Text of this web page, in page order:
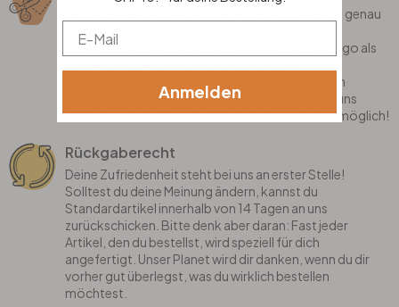
Bei uns erhältst du individualisierte Produkte, die genau
auf dich zugeschnitten sind! Wir fertigen deinen
Lieblingsspruch, dein eigenes Motiv oder dein Logo als
Oder bist du auf der Suche nach einem stylischen
Teppich, der perfekt in dein Zimmer passt? Sag uns
einfach, was du dir wünschst und wir machen es möglich!
Rückgaberecht
Deine Zufriedenheit steht bei uns an erster Stelle!
Solltest du deine Meinung ändern, kannst du
Standardartikel innerhalb von 14 Tagen an uns
zurückschicken. Bitte denk aber daran: Fast jeder
Artikel, den du bestellst, wird speziell für dich
angefertigt. Unser Planet wird dir danken, wenn du dir
vorher gut überlegst, was du wirklich bestellen
möchtest.
Email
Anmelden